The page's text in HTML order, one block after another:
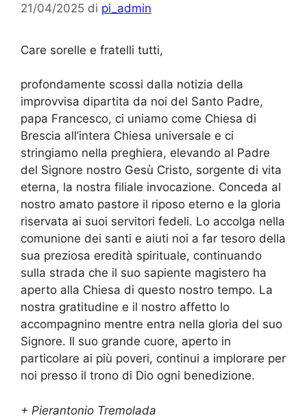
21/04/2025 di pi_admin
Care sorelle e fratelli tutti,
profondamente scossi dalla notizia della
improvvisa dipartita da noi del Santo Padre,
papa Francesco, ci uniamo come Chiesa di
Brescia all’intera Chiesa universale e ci
stringiamo nella preghiera, elevando al Padre
del Signore nostro Gesù Cristo, sorgente di vita
eterna, la nostra filiale invocazione. Conceda al
nostro amato pastore il riposo eterno e la gloria
riservata ai suoi servitori fedeli. Lo accolga nella
comunione dei santi e aiuti noi a far tesoro della
sua preziosa eredità spirituale, continuando
sulla strada che il suo sapiente magistero ha
aperto alla Chiesa di questo nostro tempo. La
nostra gratitudine e il nostro affetto lo
accompagnino mentre entra nella gloria del suo
Signore. Il suo grande cuore, aperto in
particolare ai più poveri, continui a implorare per
noi presso il trono di Dio ogni benedizione.
+ Pierantonio Tremolada